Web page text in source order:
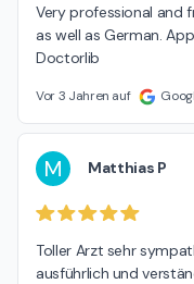
Very professional and
as well as German.
Doctorlib
Vor 3 Jahren auf
M Matthias P
Toller Arzt sehr
ausführlich und